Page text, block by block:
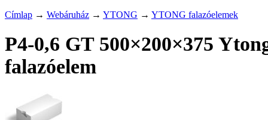
Címlap → Webáruház → YTONG → YTONG falazóelemek
P4-0,6 GT 500×200×375
falazóelem